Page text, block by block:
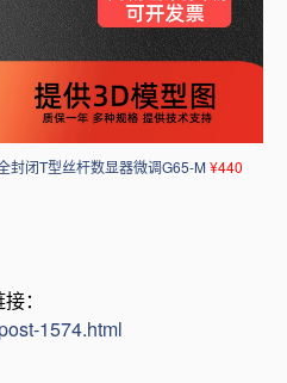
封闭T型丝杆数显器微调G65-M¥440
：
1574.html